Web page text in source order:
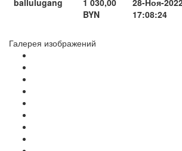
BYN
17:08:24
Галерея изображений